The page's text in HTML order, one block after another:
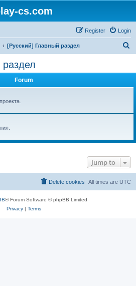
cs.com
Login
Register
[Русский] Главный раздел
Forum
Jump to
All times are UTC
Delete cookies
® Forum Software © phpBB Limited
Privacy| Terms